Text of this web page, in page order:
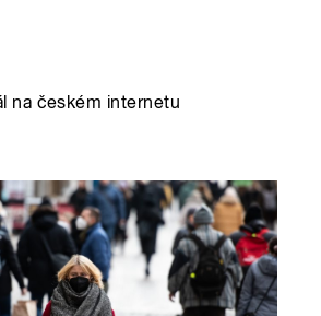
na českém internetu